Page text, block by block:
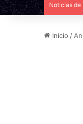
Noticias de
Inicio /